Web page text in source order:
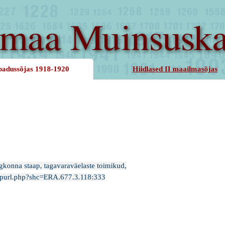
1918-1920 Hiidlased II maailmasõjas
staap, tagavaraväelaste toimikud,